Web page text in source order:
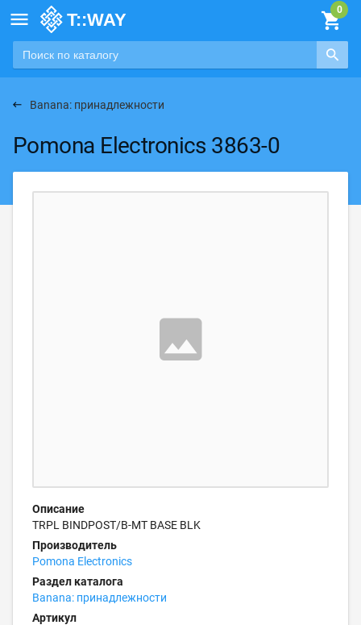

Banana: принадлежности
Pomona Electronics 3863-0
Описание
TRPL BINDPOST/B-MT BASE BLK
Производитель
Pomona Electronics
Раздел каталога
Banana: принадлежности
Артикул